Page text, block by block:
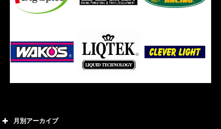
月別アーカイブ